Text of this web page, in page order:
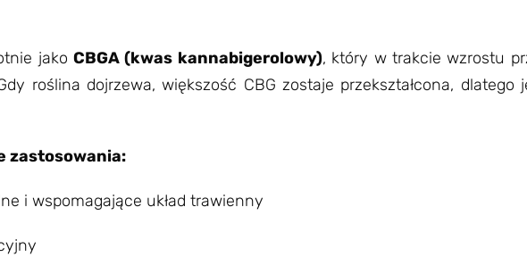
jako CBGA (kwas kannabigerolowy), który w trakcie wzrostu
roślina dojrzewa, większość CBG zostaje przekształcona,
zastosowania:
i wspomagające układ trawienny